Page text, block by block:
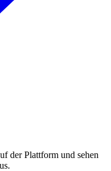
der Plattform und sehen